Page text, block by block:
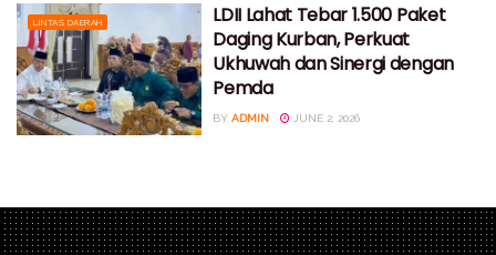
LINTAS DAERAH
LDII Lahat Tebar 1.500 Paket
Daging Kurban, Perkuat
Ukhuwah dan Sinergi dengan
Pemda
BY ADMIN JUNE 2, 2026